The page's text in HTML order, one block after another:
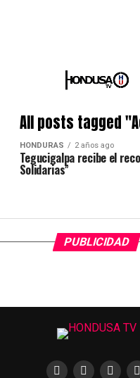
All posts tagged
HONDURAS 2 años ago
Tegucigalpa recibe el
Solidarias”
PUBLICIDAD